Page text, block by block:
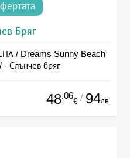
Бряг
/ Dreams Sunny Beach
Слънчев бряг
48.06
€ / 94лв.